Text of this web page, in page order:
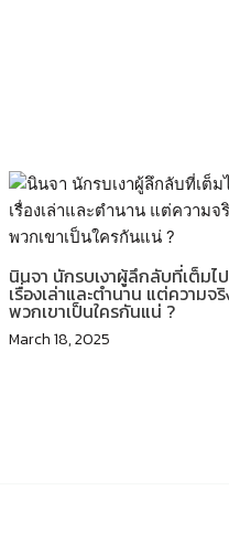
นินจา นักรบเงาผู้ลึกลับที่เต็มไ
เรื่องเล่าและตำนาน แต่ความจ
พวกเขาเป็นใครกันแน่ ?
March 18, 2025